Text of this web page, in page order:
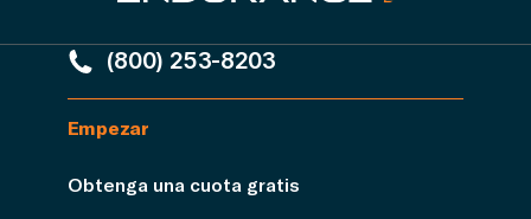
(800) 253-8203
Empezar
Obtenga una cuota gratis